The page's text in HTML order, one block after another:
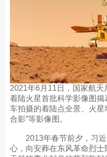
2021年6月11日，国家航
着陆火星首批科学影像图
车拍摄的着陆点全景、火星
合影”等影像图。
2013年春节前夕，习近
心，向安葬在东风革命烈